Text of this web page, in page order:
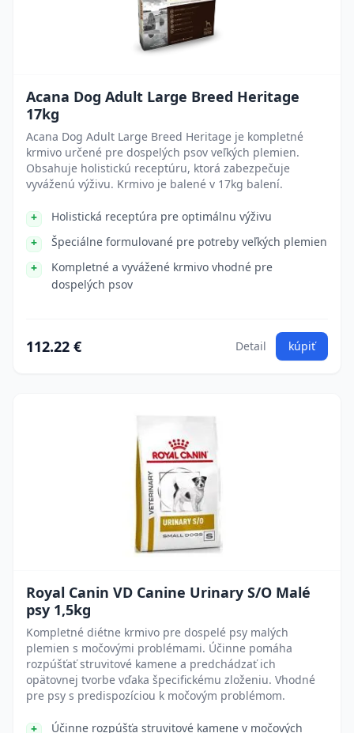
Acana Dog Adult Large Breed Heritage
17kg
Acana Dog Adult Large Breed Heritage je kompletné
krmivo určené pre dospelých psov veľkých plemien.
Obsahuje holistickú receptúru, ktorá zabezpečuje
vyváženú výživu. Krmivo je balené v 17kg balení.
Holistická receptúra pre optimálnu výživu
Špeciálne formulované pre potreby veľkých plemien
Kompletné a vyvážené krmivo vhodné pre
dospelých psov
112.22 € Detail kúpiť
Royal Canin VD Canine Urinary S/O Malé
psy 1,5kg
Kompletné diétne krmivo pre dospelé psy malých
plemien s močovými problémami. Účinne pomáha
rozpúšťať struvitové kamene a predchádzať ich
opätovnej tvorbe vďaka špecifickému zloženiu. Vhodné
pre psy s predispozíciou k močovým problémom.
Účinne rozpúšťa struvitové kamene v močových